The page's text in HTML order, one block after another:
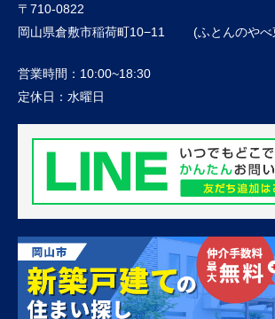
〒710-0822
岡山県倉敷市稲荷町10−11 (ふとんのやべ
営業時間： 10:00~18:30
定休日： 水曜日